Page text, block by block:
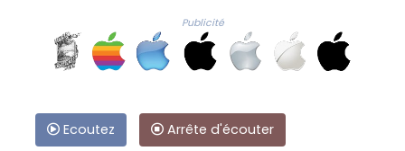
Publicité
Ecoutez
Arrête d'écouter